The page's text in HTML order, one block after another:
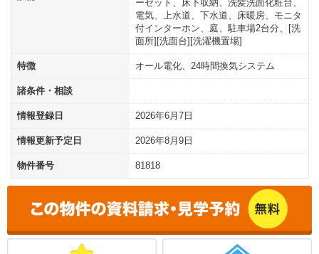
ーゼット、床下収納、洗髪洗面化粧台、
電気、上水道、下水道、床暖房、モニタ
付インターホン、庭、駐車場2台分、[洗
面所][洗面台][洗濯機置場]
特徴 オール電化、24時間換気システム
諸条件・相談
情報登録日 2026年6月7日
情報更新予定日 2026年8月9日
物件番号 81818